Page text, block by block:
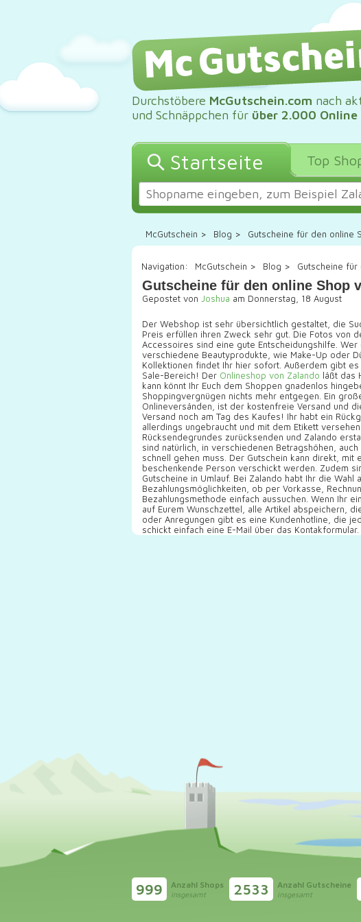
Durchstöbere McGutschein.com nach
und Schnäppchen für über 2.000 Online
Startseite Top
McGutschein > Blog > Gutscheine für den online
Navigation: McGutschein > Blog > Gutscheine für
Gutscheine für den online Shop
Gepostet von Joshua am Donnerstag, 18 August
Der Webshop ist sehr übersichtlich gestaltet, die
Preis erfüllen ihren Zweck sehr gut. Die Fotos von
Accessoires sind eine gute Entscheidungshilfe.
verschiedene Beautyprodukte, wie Make-Up oder
Kollektionen findet Ihr hier sofort. Außerdem gibt
Sale-Bereich! Der Onlineshop von Zalando läßt das
kann könnt Ihr Euch dem Shoppen gnadenlos
Shoppingvergnügen nichts mehr entgegen. Ein
Onlineversänden, ist der kostenfreie Versand und
Versand noch am Tag des Kaufes! Ihr habt ein
allerdings ungebraucht und mit dem Etikett
Rücksendegrundes zurücksenden und Zalando
sind natürlich, in verschiedenen Betragshöhen,
schnell gehen muss. Der Gutschein kann direkt,
beschenkende Person verschickt werden. Zudem
Gutscheine in Umlauf. Bei Zalando habt Ihr die Wahl
Bezahlungsmöglichkeiten, ob per Vorkasse,
Bezahlungsmethode einfach aussuchen. Wenn Ihr
auf Eurem Wunschzettel, alle Artikel abspeichern,
oder Anregungen gibt es eine Kundenhotline, die
schickt einfach eine E-Mail über das Kontakformular.
999 Anzahl Shops
insgesamt 2533 Anzahl Gutscheine
insgesamt